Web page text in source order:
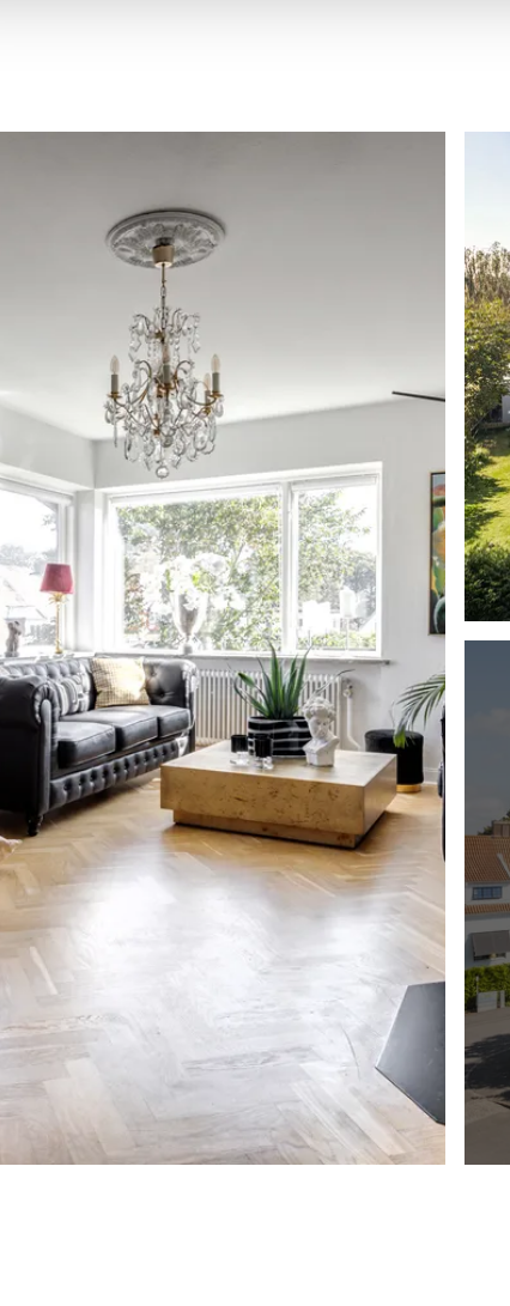
och inredning i trä och vitt, träskivan
infällda spots. Bänkskiva i svart
ligger ett grått klinkerliknande
kyl/frys, ugn, spishäll, mikro och
för fint ljus och utsikt när man
skåpförvaring och dusch med dörrar i
mosaikkakel på väggarna. Golvvärme
upp en trappa till den andra lägenheten,
in i lägenheten. Direkt till höger finns en
upp till vinden.
sovrum som man når genom en passage
closet. På golvet ligger ljus parkett
och här finns ytterligare garderober samt
slipade fiskbensparkett som i
hörnfönster med fönsterbänkar i sten.
träd ger en fin inramning. Väggarna är
rummet. I taket sitter stuckatur.
idag som en matsal men kan lika
Även i det här rummet ligger